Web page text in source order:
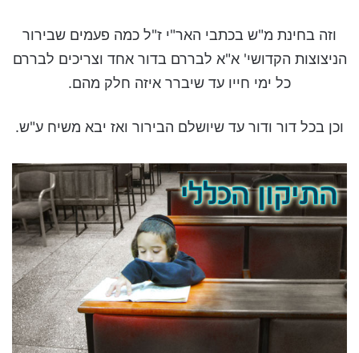
וזה בחינת מ"ש בכתבי האר"י ז"ל כמה פעמים שבירור
הניצוצות הקדושי' א"א לבררם בדור אחד וצריכים לבררם
כל ימי חייו עד שיברר איזה חלק מהם.
וכן בכל דור ודור עד שיושלם הבירור ואז יבא משיח ע"ש.